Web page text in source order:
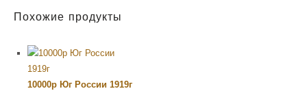
Похожие продукты
10000р Юг России 1919г